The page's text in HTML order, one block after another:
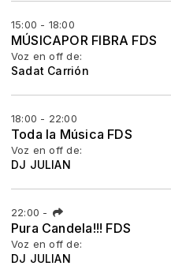
15:00 - 18:00
MÚSICAPOR FIBRA FDS
Voz en off de:
Sadat Carrión
18:00 - 22:00
Toda la Música FDS
Voz en off de:
DJ JULIAN
22:00 -
Pura Candela!!! FDS
Voz en off de:
DJ JULIAN